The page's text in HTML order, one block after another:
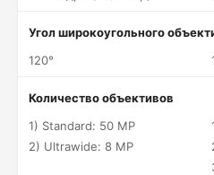
Угол широкоугольного
120°
Количество объективов
1) Standard: 50 MP
2) Ultrawide: 8 MP